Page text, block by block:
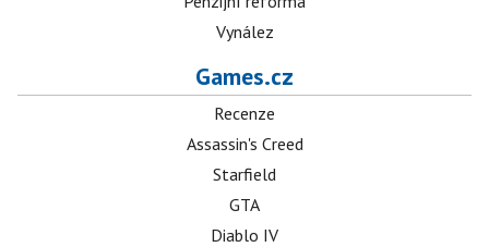
Vynález
Games.cz
Recenze
Assassin's Creed
Starfield
GTA
Diablo IV